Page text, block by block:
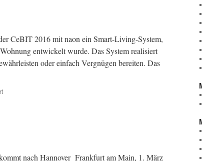
CeBIT 2016 mit naon ein Smart-Living-System,
entwickelt wurde. Das System realisiert
oder einfach Vergnügen bereiten. Das
für
nach Hannover Frankfurt am Main, 1. März